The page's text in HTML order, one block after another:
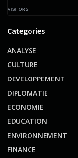
VISITORS
Categories
ANALYSE
CULTURE
DEVELOPPEMENT
DIPLOMATIE
ECONOMIE
EDUCATION
ENVIRONNEMENT
FINANCE